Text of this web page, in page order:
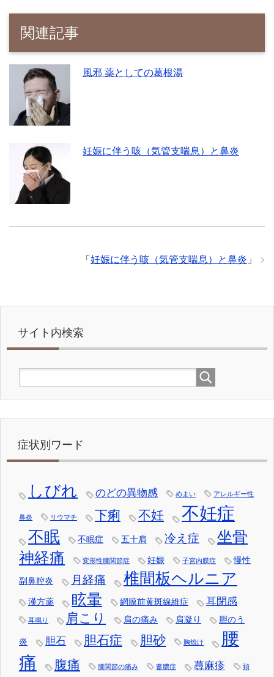
関連記事
風邪 薬としての葛根湯
妊娠に伴う咳（気管支喘息）と鼻炎
「 妊娠に伴う咳（気管支喘息）と鼻炎 」
サイト内検索
症状別ワード
しびれ のどの異物感 めまい アレルギー性
鼻炎 リウマチ 下痢 不妊 不妊症
不眠 不眠症 五十肩 冷え症
坐骨
神経痛
変形性膝関節症 妊娠 子宮内膜症 慢性
副鼻腔炎 月経痛 椎間板ヘルニア
漢方薬 眩暈 網膜前黄斑線維症 耳閉感
耳鳴り 肩こり 肩の痛み 肩凝り 胆のう
炎 胆石 胆石症 胆砂 胸焼け
腰
痛
腹痛 膝関節の痛み 蓄膿症 蕁麻疹 頚